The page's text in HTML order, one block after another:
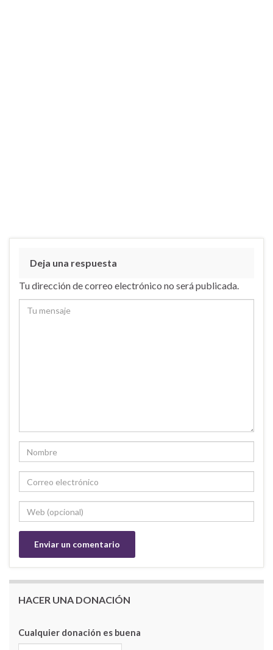
Deja una respuesta
Tu dirección de correo electrónico no será publicada.
HACER UNA DONACIÓN
Cualquier donación es buena